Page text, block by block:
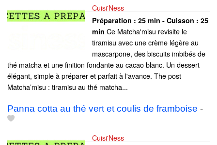
Cuisi'Ness
Préparation : 25 min - Cuisson : 25
min Ce Matcha'misu revisite le
tiramisu avec une crème légère au
mascarpone, des biscuits imbibés de
thé matcha et une finition fondante au cacao blanc. Un dessert
élégant, simple à préparer et parfait à l'avance. The post
Matcha’misu : tiramisu au thé matcha...
Panna cotta au thé vert et coulis de framboise -
Cuisi'Ness